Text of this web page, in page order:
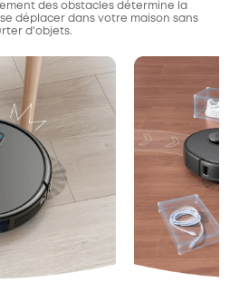
des obstacles détermine la
déplacer dans votre maison sans
d'objets.